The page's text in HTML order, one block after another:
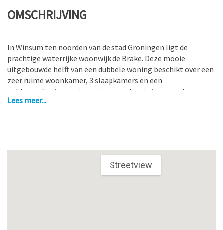
OMSCHRIJVING
In Winsum ten noorden van de stad Groningen ligt de
prachtige waterrijke woonwijk de Brake. Deze mooie
uitgebouwde helft van een dubbele woning beschikt over een
zeer ruime woonkamer, 3 slaapkamers en een
zolderverdieping met een eigen aanlegsteiger aan de
achterzijde. De woning is bijzonder energiezuinig door een
centrum, de beeldbepalende gebouwen met een variatie in
bouwstijlen uit verschillende eeuwen, het dorpsleven met
goede kroegen en een volwaardig winkelaanbod maken
Lees meer...
Streetview